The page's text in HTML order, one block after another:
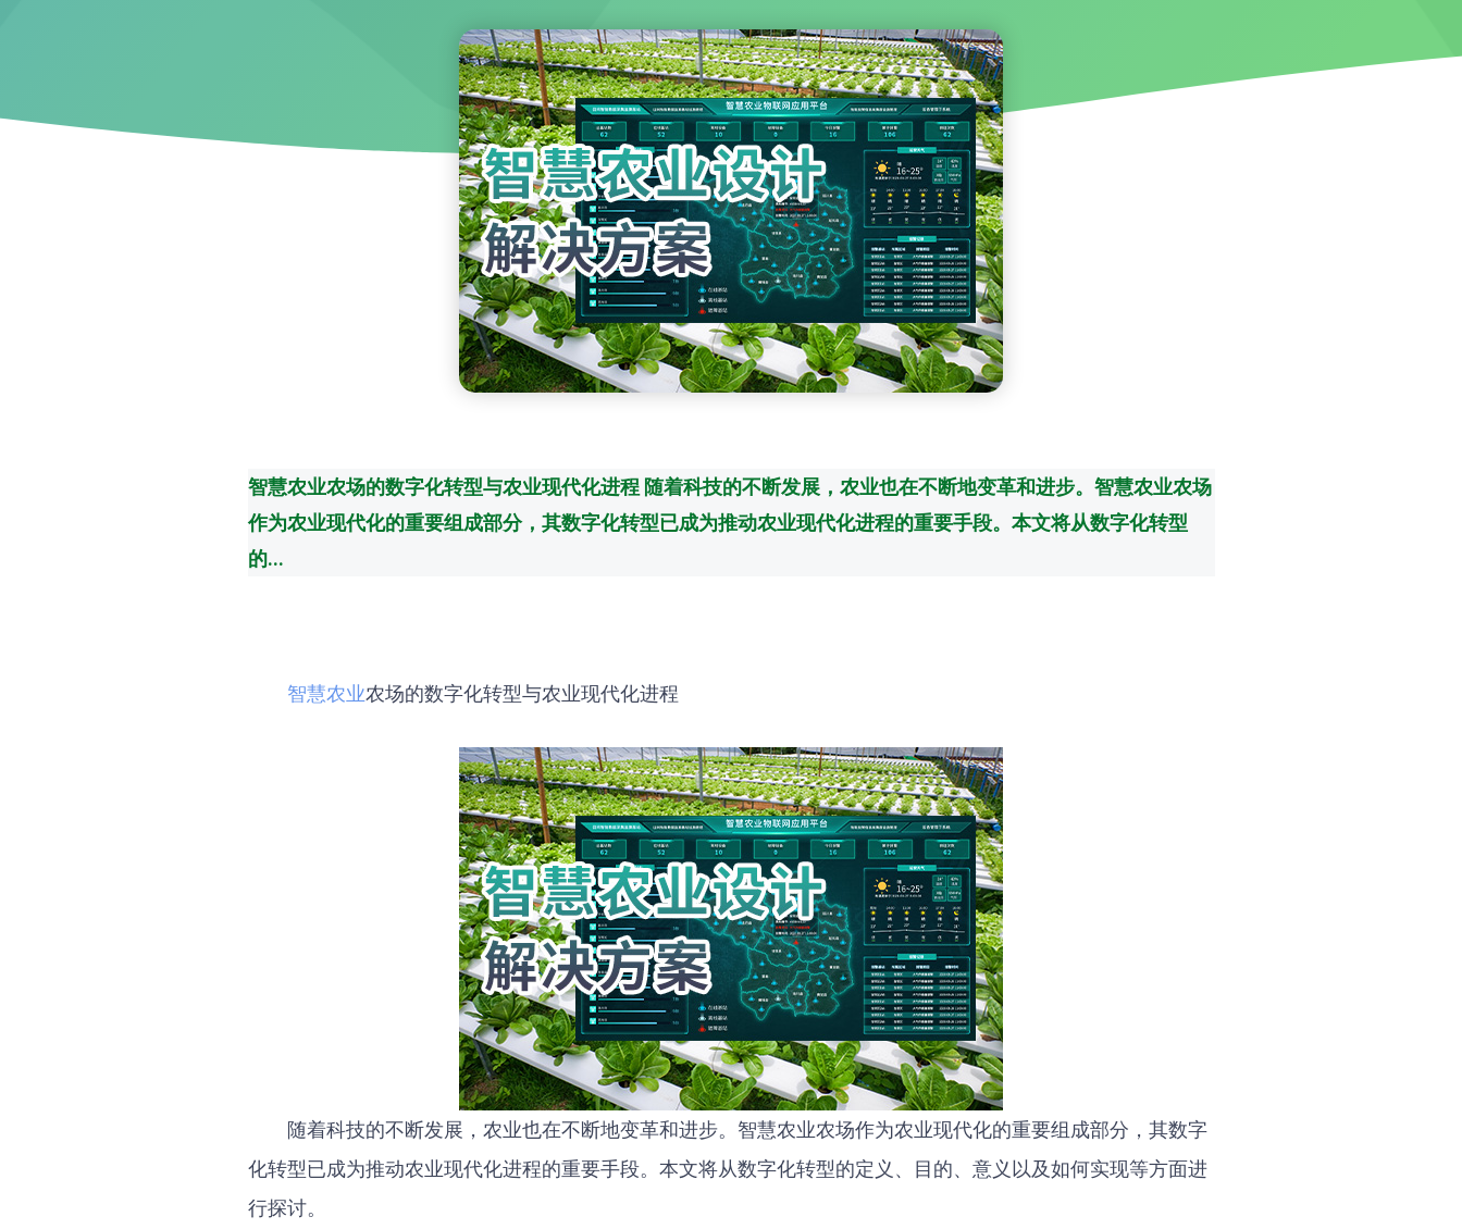
智慧农业农场的数字化转型与农业现代化进程 随着科技的不断发展，农业也在不断地变革和进步。智慧农业农场
作为农业现代化的重要组成部分，其数字化转型已成为推动农业现代化进程的重要手段。本文将从数字化转型
的...
智慧农业农场的数字化转型与农业现代化进程
随着科技的不断发展，农业也在不断地变革和进步。智慧农业农场作为农业现代化的重要组成部分，其数字
化转型已成为推动农业现代化进程的重要手段。本文将从数字化转型的定义、目的、意义以及如何实现等方面进
行探讨。